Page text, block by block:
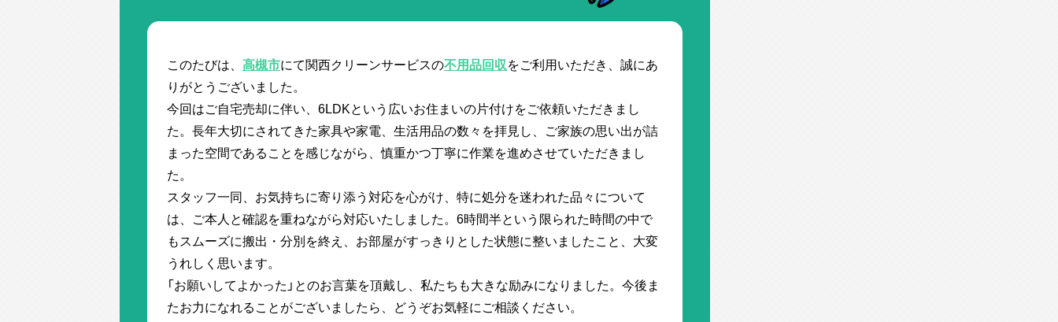
このたびは、 高槻市にて関西クリーンサービスの不用品回収をご利用いただき、誠にあ
りがとうございました。
今回はご自宅売却に伴い、6LDKという広いお住まいの片付けをご依頼いただきまし
た。長年大切にされてきた家具や家電、生活用品の数々を拝見し、ご家族の思い出が詰
まった空間であることを感じながら、慎重かつ丁寧に作業を進めさせていただきまし
た。
スタッフ一同、お気持ちに寄り添う対応を心がけ、特に処分を迷われた品々について
は、ご本人と確認を重ねながら対応いたしました。6時間半という限られた時間の中で
もスムーズに搬出・分別を終え、お部屋がすっきりとした状態に整いましたこと、大変
うれしく思います。
「お願いしてよかった」とのお言葉を頂戴し、私たちも大きな励みになりました。今後ま
たお力になれることがございましたら、どうぞお気軽にご相談ください。